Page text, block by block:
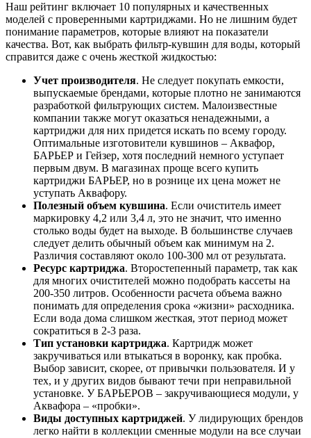
Наш рейтинг включает 10 популярных и качественных
моделей с проверенными картриджами. Но не лишним будет
понимание параметров, которые влияют на показатели
качества. Вот, как выбрать фильтр-кувшин для воды, который
справится даже с очень жесткой жидкостью:
Учет производителя. Не следует покупать емкости,
выпускаемые брендами, которые плотно не занимаются
разработкой фильтрующих систем. Малоизвестные
компании также могут оказаться ненадежными, а
картриджи для них придется искать по всему городу.
Оптимальные изготовители кувшинов – Аквафор,
БАРЬЕР и Гейзер, хотя последний немного уступает
первым двум. В магазинах проще всего купить
картриджи БАРЬЕР, но в рознице их цена может не
уступать Аквафору.
Полезный объем кувшина. Если очиститель имеет
маркировку 4,2 или 3,4 л, это не значит, что именно
столько воды будет на выходе. В большинстве случаев
следует делить обычный объем как минимум на 2.
Различия составляют около 100-300 мл от результата.
Ресурс картриджа. Второстепенный параметр, так как
для многих очистителей можно подобрать кассеты на
200-350 литров. Особенности расчета объема важно
понимать для определения срока «жизни» расходника.
Если вода дома слишком жесткая, этот период может
сократиться в 2-3 раза.
Тип установки картриджа. Картридж может
закручиваться или втыкаться в воронку, как пробка.
Выбор зависит, скорее, от привычки пользователя. И у
тех, и у других видов бывают течи при неправильной
установке. У БАРЬЕРОВ – закручивающиеся модули, у
Аквафора – «пробки».
Виды доступных картриджей. У лидирующих брендов
легко найти в коллекции сменные модули на все случаи